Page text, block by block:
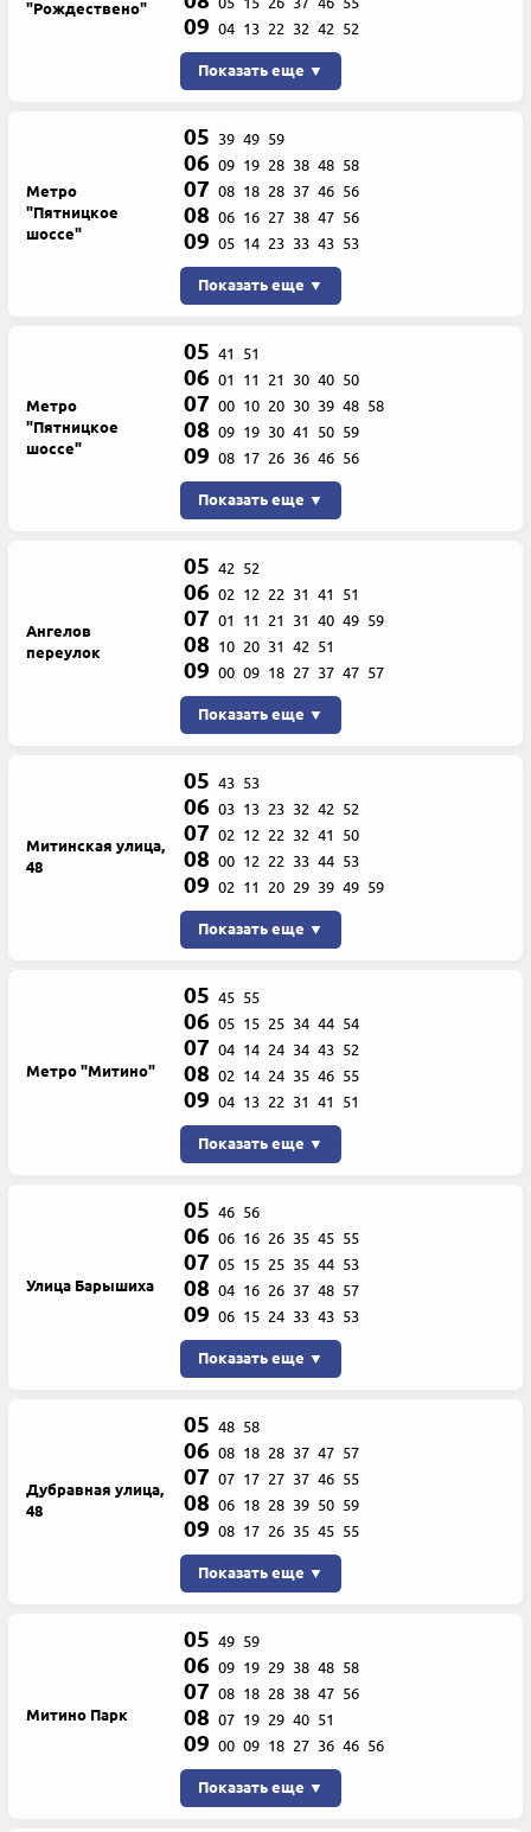
"Рождествено"
09 04 13 22 32 42 52
Показать еще ▼
Метро
"Пятницкое
шоссе"
05 39 49 59
06 09 19 28 38 48 58
07 08 18 28 37 46 56
08 06 16 27 38 47 56
09 05 14 23 33 43 53
Показать еще ▼
Метро
"Пятницкое
шоссе"
05 41 51
06 01 11 21 30 40 50
07 00 10 20 30 39 48 58
08 09 19 30 41 50 59
09 08 17 26 36 46 56
Показать еще ▼
Ангелов
переулок
05 42 52
06 02 12 22 31 41 51
07 01 11 21 31 40 49 59
08 10 20 31 42 51
09 00 09 18 27 37 47 57
Показать еще ▼
Митинская улица,
48
05 43 53
06 03 13 23 32 42 52
07 02 12 22 32 41 50
08 00 12 22 33 44 53
09 02 11 20 29 39 49 59
Показать еще ▼
Метро "Митино"
05 45 55
06 05 15 25 34 44 54
07 04 14 24 34 43 52
08 02 14 24 35 46 55
09 04 13 22 31 41 51
Показать еще ▼
Улица Барышиха
05 46 56
06 06 16 26 35 45 55
07 05 15 25 35 44 53
08 04 16 26 37 48 57
09 06 15 24 33 43 53
Показать еще ▼
Дубравная улица,
48
05 48 58
06 08 18 28 37 47 57
07 07 17 27 37 46 55
08 06 18 28 39 50 59
09 08 17 26 35 45 55
Показать еще ▼
Митино Парк
05 49 59
06 09 19 29 38 48 58
07 08 18 28 38 47 56
08 07 19 29 40 51
09 00 09 18 27 36 46 56
Показать еще ▼